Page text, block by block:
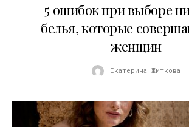
5 ошибок при выборе
белья, которые
женщин
Екатерина Житкова